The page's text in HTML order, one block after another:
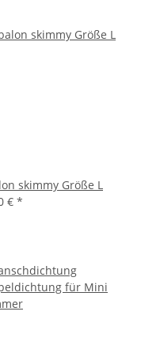
skimmy Größe L
€ *